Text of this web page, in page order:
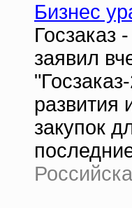
Бизнес
Госзаказ
заявил
развития
закупок